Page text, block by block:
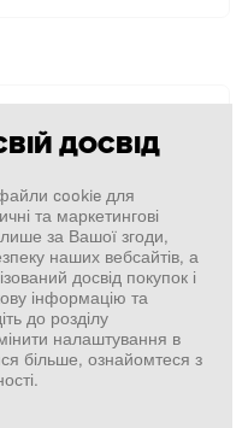
У СИСТЕМУ
ДОСВІД
cookie для
та маркетингові
за Вашої згоди,
наших вебсайтів, а
досвід покупок і
інформацію та
до розділу
налаштування в
більше, ознайомтеся з